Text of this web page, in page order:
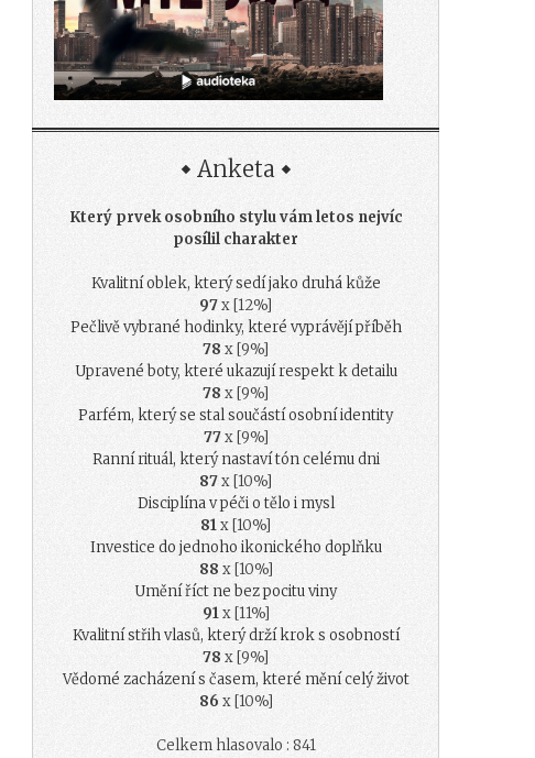
Anketa
Který prvek osobního stylu vám letos nejvíc
posílil charakter
Kvalitní oblek, který sedí jako druhá kůže
97x [12%]
Pečlivě vybrané hodinky, které vyprávějí příběh
78 x [9%]
Upravené boty, které ukazují respekt k detailu
78 x [9%]
Parfém, který se stal součástí osobní identity
77x [9%]
Ranní rituál, který nastaví tón celému dni
87x [10%]
Disciplína v péči o tělo i mysl
81x [10%]
Investice do jednoho ikonického doplňku
88 x [10%]
Umění říct ne bez pocitu viny
91x [11%]
Kvalitní střih vlasů, který drží krok s osobností
78 x [9%]
Vědomé zacházení s časem, které mění celý život
86 x [10%]
Celkem hlasovalo : 841